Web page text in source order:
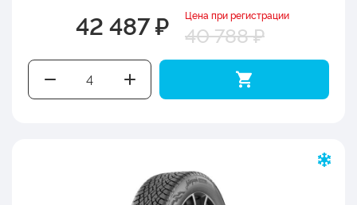
42 487 ₽ Цена при регистрации
40 788 ₽